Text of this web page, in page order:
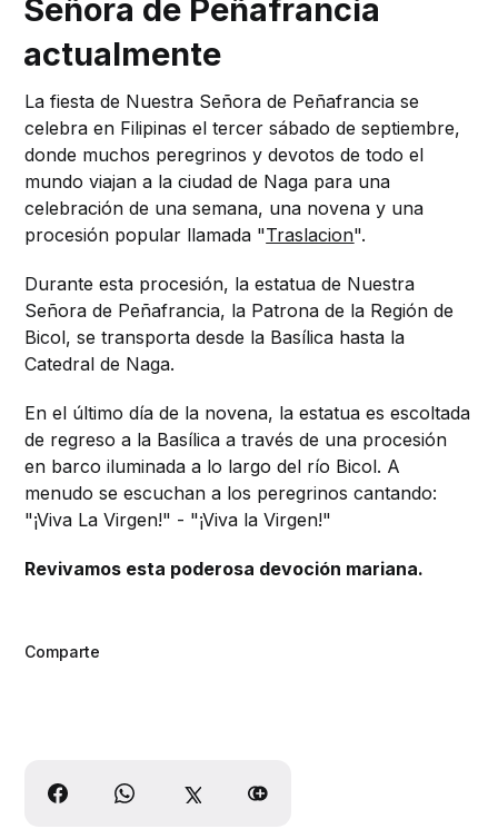
Señora de Peñafrancia
actualmente
La fiesta de Nuestra Señora de Peñafrancia se
celebra en Filipinas el tercer sábado de septiembre,
donde muchos peregrinos y devotos de todo el
mundo viajan a la ciudad de Naga para una
celebración de una semana, una novena y una
procesión popular llamada "Traslacion".
Durante esta procesión, la estatua de Nuestra
Señora de Peñafrancia, la Patrona de la Región de
Bicol, se transporta desde la Basílica hasta la
Catedral de Naga.
En el último día de la novena, la estatua es escoltada
de regreso a la Basílica a través de una procesión
en barco iluminada a lo largo del río Bicol. A
menudo se escuchan a los peregrinos cantando:
"¡Viva La Virgen!" - "¡Viva la Virgen!"
Revivamos esta poderosa devoción mariana.
Comparte